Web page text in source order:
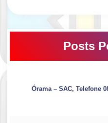
Posts
Órama – SAC, Telefone